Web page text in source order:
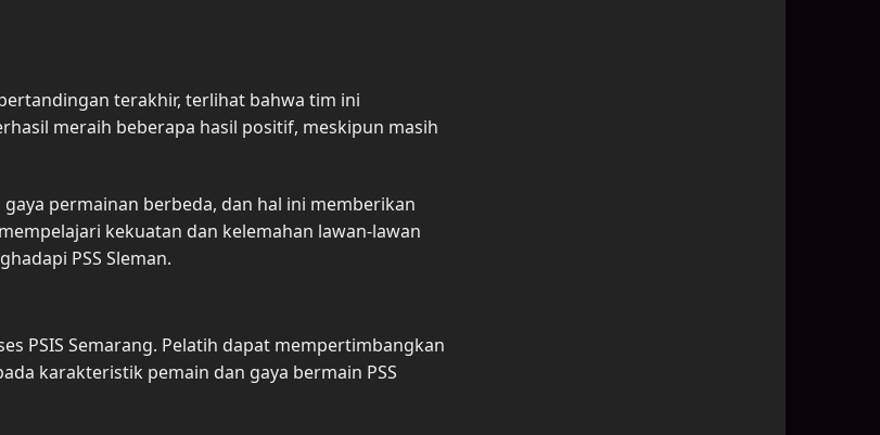
terakhir, terlihat bahwa tim ini
meraih beberapa hasil positif, meskipun masih
permainan berbeda, dan hal ini memberikan
kekuatan dan kelemahan lawan-lawan
PSS Sleman.
PSIS Semarang. Pelatih dapat mempertimbangkan
karakteristik pemain dan gaya bermain PSS